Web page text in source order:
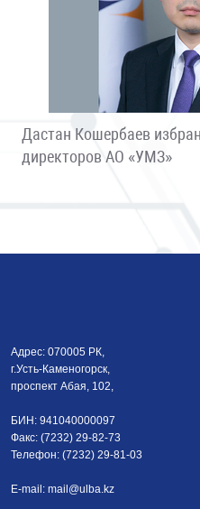
Дастан Кошербаев
директоров АО «УМЗ»
Адрес: 070005 РК,
г.Усть-Каменогорск,
проспект Абая, 102,
БИН: 941040000097
Факс: (7232) 29-82-73
Телефон: (7232) 29-81-03
E-mail: mail@ulba.kz